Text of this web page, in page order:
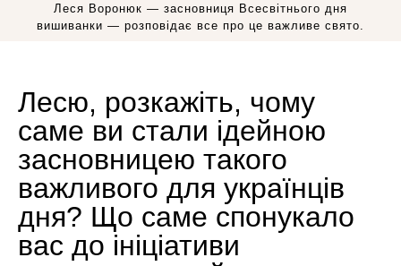
Леся Воронюк — засновниця Всесвітнього дня
вишиванки — розповідає все про це важливе свято.
Лесю, розкажіть, чому
саме ви стали ідейною
засновницею такого
важливого для українців
дня? Що саме спонукало
вас до ініціативи